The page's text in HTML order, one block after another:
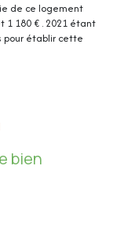
de ce logement
1 180 € . 2021 étant
pour établir cette
bien